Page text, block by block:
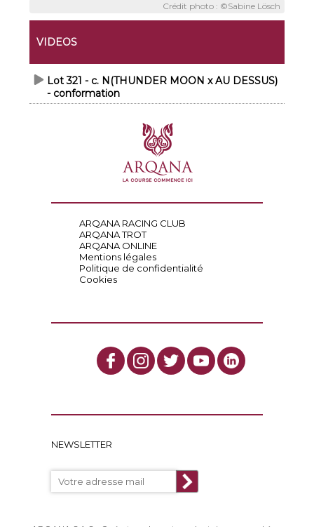
Crédit photo : ©Sabine Lösch
VIDEOS
Lot 321 - c. N(THUNDER MOON x AU DESSUS)
- conformation
ARQANA RACING CLUB
ARQANA TROT
ARQANA ONLINE
Mentions légales
Politique de confidentialité
Cookies
NEWSLETTER